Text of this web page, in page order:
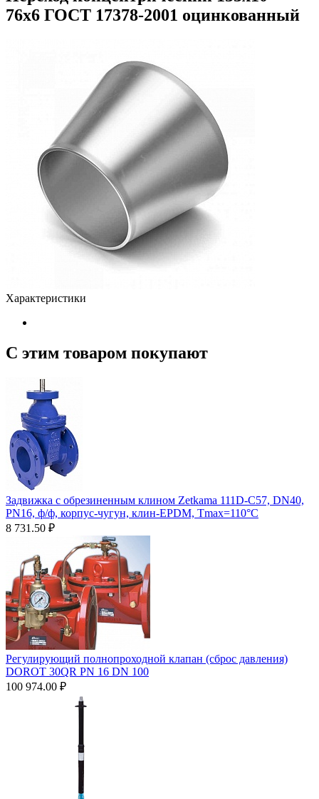
76х6 ГОСТ 17378-2001 оцинкованный
Характеристики
С этим товаром покупают
Задвижка с обрезиненным клином Zetkama 111D-C57, DN40,
PN16, ф/ф, корпус-чугун, клин-EPDM, Tmax=110°С
8 731.50 ₽
Регулирующий полнопроходной клапан (сброс давления)
DOROT 30QR PN 16 DN 100
100 974.00 ₽